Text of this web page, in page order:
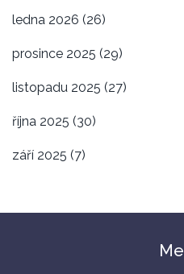
ledna 2026 (26)
prosince 2025 (29)
listopadu 2025 (27)
října 2025 (30)
září 2025 (7)